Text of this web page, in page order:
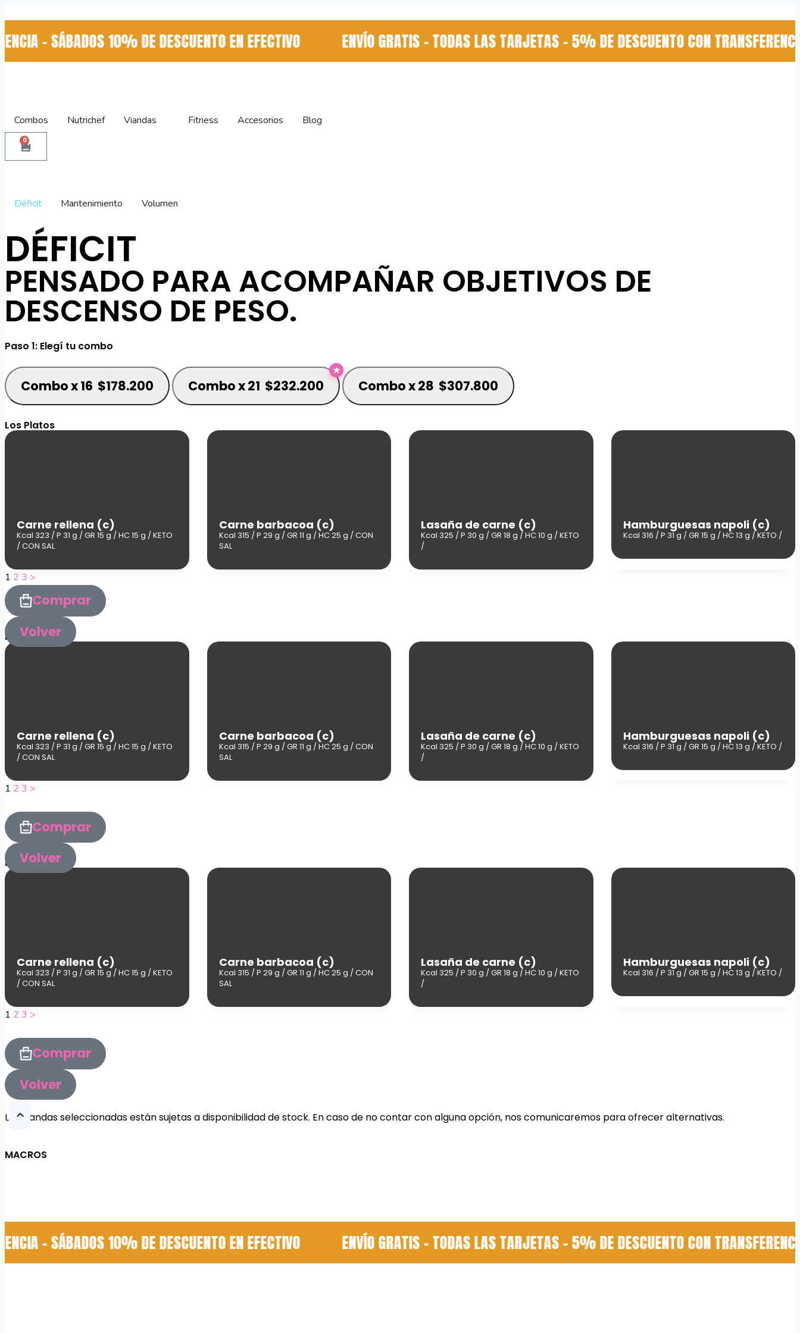
- SÁBADOS 10% DE DESCUENTO EN EFECTIVO ENVÍO GRATIS - TODAS LAS TARJETAS - 5% DE DESCUENTO CON TRANSFERENCIA
Combos Nutrichef Viandas Fitness Accesorios Blog
0
Déficit Mantenimiento Volumen
DÉFICIT
PENSADO PARA ACOMPAÑAR OBJETIVOS DE
DESCENSO DE PESO.
Paso 1: Elegí tu combo
Combo x 16 $178.200 Combo x 21 $232.200
★
Combo x 28 $307.800
Los Platos
Carne rellena (c)
Kcal 323 / P 31 g / GR 15 g / HC 15 g / KETO
/ CON SAL
Carne barbacoa (c)
Kcal 315 / P 29 g / GR 11 g / HC 25 g / CON
SAL
Lasaña de carne (c)
Kcal 325 / P 30 g / GR 18 g / HC 10 g / KETO
/
Hamburguesas napoli (c)
Kcal 316 / P 31 g / GR 15 g / HC 13 g / KETO /
1 2 3 >
Comprar
Volver
Los Platos
Carne rellena (c)
Kcal 323 / P 31 g / GR 15 g / HC 15 g / KETO
/ CON SAL
Carne barbacoa (c)
Kcal 315 / P 29 g / GR 11 g / HC 25 g / CON
SAL
Lasaña de carne (c)
Kcal 325 / P 30 g / GR 18 g / HC 10 g / KETO
/
Hamburguesas napoli (c)
Kcal 316 / P 31 g / GR 15 g / HC 13 g / KETO /
1 2 3 >
Comprar
Volver
Los Platos
Carne rellena (c)
Kcal 323 / P 31 g / GR 15 g / HC 15 g / KETO
/ CON SAL
Carne barbacoa (c)
Kcal 315 / P 29 g / GR 11 g / HC 25 g / CON
SAL
Lasaña de carne (c)
Kcal 325 / P 30 g / GR 18 g / HC 10 g / KETO
/
Hamburguesas napoli (c)
Kcal 316 / P 31 g / GR 15 g / HC 13 g / KETO /
1 2 3 >
Comprar
Volver
Las viandas seleccionadas están sujetas a disponibilidad de stock. En caso de no contar con alguna opción, nos comunicaremos para ofrecer alternativas.
MACROS
- SÁBADOS 10% DE DESCUENTO EN EFECTIVO ENVÍO GRATIS - TODAS LAS TARJETAS - 5% DE DESCUENTO CON TRANSFERENCIA